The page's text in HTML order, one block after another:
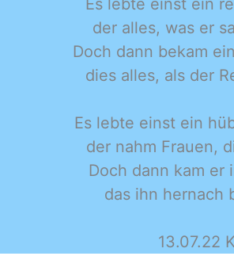
der alles, was er
Doch dann bekam
dies alles, als der
Es lebte einst ein
der nahm Frauen,
Doch dann kam er
das ihn hernach
13.07.22